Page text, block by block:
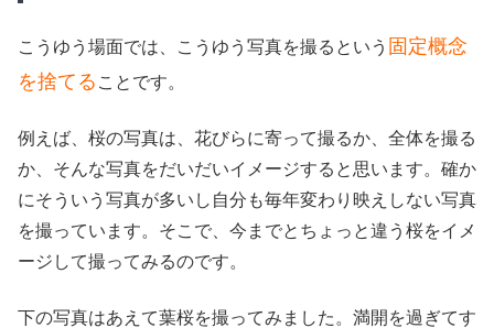
こうゆう場面では、こうゆう写真を撮るという 固定概念
を捨てる ことです。
例えば、桜の写真は、花びらに寄って撮るか、全体を撮る
か、そんな写真をだいだいイメージすると思います。確か
にそういう写真が多いし自分も毎年変わり映えしない写真
を撮っています。そこで、今までとちょっと違う桜をイメ
ージして撮ってみるのです。
下の写真はあえて葉桜を撮ってみました。満開を過ぎてす